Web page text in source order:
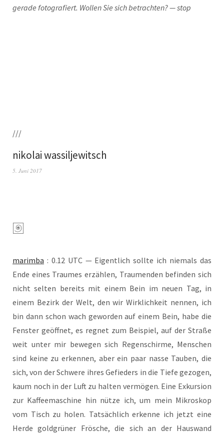
gera­de foto­gra­fiert. Wol­len Sie sich betrach­ten? — stop
///
nikolai wassiljewitsch
5. Juni 2017
marim­ba : 0.12 UTC — Eigent­lich soll­te ich nie­mals das
Ende eines Trau­mes erzäh­len, Trau­men­den befin­den sich
nicht sel­ten bereits mit einem Bein im neu­en Tag, in
einem Bezirk der Welt, den wir Wirk­lich­keit nen­nen, ich
bin dann schon wach gewor­den auf einem Bein, habe die
Fens­ter geöff­net, es reg­net zum Bei­spiel, auf der Stra­ße
weit unter mir bewe­gen sich Regen­schir­me, Men­schen
sind kei­ne zu erken­nen, aber ein paar nas­se Tau­ben, die
sich, von der Schwe­re ihres Gefie­ders in die Tie­fe gezo­gen,
kaum noch in der Luft zu hal­ten ver­mö­gen. Eine Exkur­si­on
zur Kaf­fee­ma­schi­ne hin nüt­ze ich, um mein Mikro­skop
vom Tisch zu holen. Tat­säch­lich erken­ne ich jetzt eine
Her­de gold­grü­ner Frö­sche, die sich an der Haus­wand